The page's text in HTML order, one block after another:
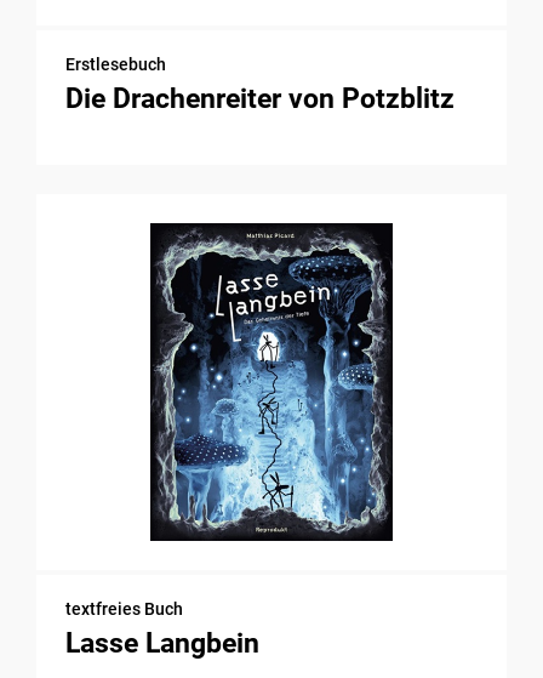
Erstlesebuch
Die Drachenreiter von Potzblitz
textfreies Buch
Lasse Langbein